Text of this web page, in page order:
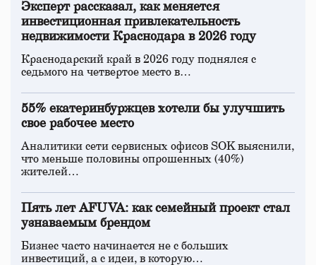
Эксперт рассказал, как меняется
инвестиционная привлекательность
недвижимости Краснодара в 2026 году
Краснодарский край в 2026 году поднялся с
седьмого на четвертое место в…
55% екатеринбуржцев хотели бы улучшить
свое рабочее место
Аналитики сети сервисных офисов SOK выяснили,
что меньше половины опрошенных (40%)
жителей…
Пять лет AFUVA: как семейный проект стал
узнаваемым брендом
Бизнес часто начинается не с больших
инвестиций, а с идеи, в которую…